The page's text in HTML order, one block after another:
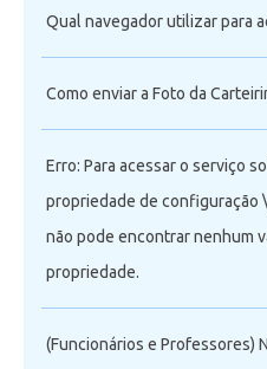
Qual navegador utilizar para
Como enviar a Foto da
Erro: Para acessar o serviço
propriedade de configuração
não pode encontrar nenhum
propriedade.
(Funcionários e Professores)